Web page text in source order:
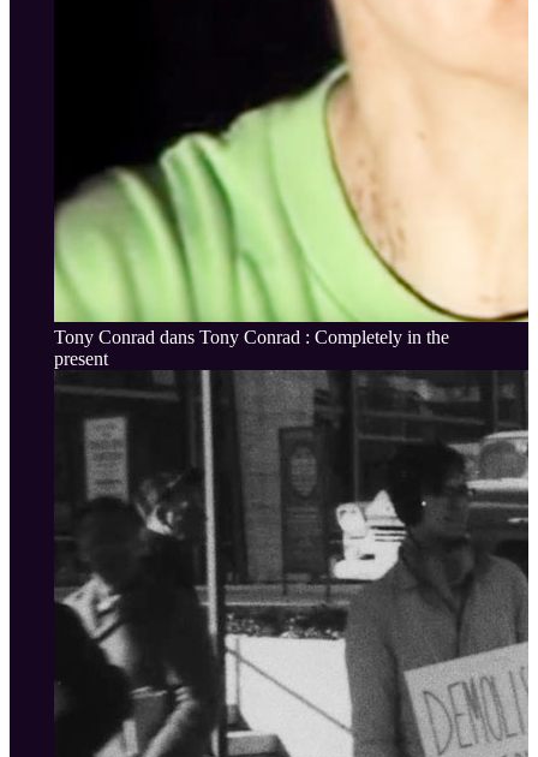
Tony Conrad dans Tony Conrad : Completely in the
present